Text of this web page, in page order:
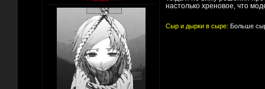
настолько хреновое, что
Сыр и дырки в сыре: Больше